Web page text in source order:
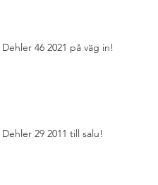
Dehler 46 2021 på väg in!
Dehler 29 2011 till salu!